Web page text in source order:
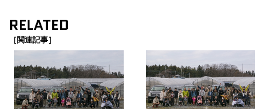
RELATED
［関連記事］